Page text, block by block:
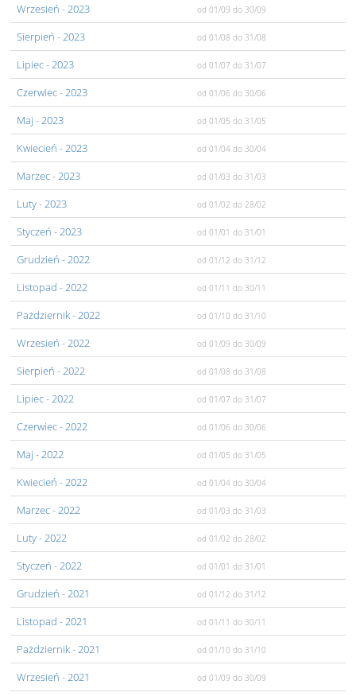
Wrzesień - 2023 od 01/09 do 30/09
Sierpień - 2023 od 01/08 do 31/08
Lipiec- 2023 od 01/07 do 31/07
Czerwiec- 2023 od 01/06 do 30/06
Maj - 2023 od 01/05 do 31/05
Kwiecień - 2023 od 01/04 do 30/04
Marzec- 2023 od 01/03 do 31/03
Luty- 2023 od 01/02 do 28/02
Styczeń - 2023 od 01/01 do 31/01
Grudzień - 2022 od 01/12 do 31/12
Listopad - 2022 od 01/11 do 30/11
Pażdziernik- 2022 od 01/10 do 31/10
Wrzesień - 2022 od 01/09 do 30/09
Sierpień - 2022 od 01/08 do 31/08
Lipiec- 2022 od 01/07 do 31/07
Czerwiec- 2022 od 01/06 do 30/06
Maj - 2022 od 01/05 do 31/05
Kwiecień - 2022 od 01/04 do 30/04
Marzec- 2022 od 01/03 do 31/03
Luty- 2022 od 01/02 do 28/02
Styczeń - 2022 od 01/01 do 31/01
Grudzień - 2021 od 01/12 do 31/12
Listopad - 2021 od 01/11 do 30/11
Pażdziernik- 2021 od 01/10 do 31/10
Wrzesień - 2021 od 01/09 do 30/09